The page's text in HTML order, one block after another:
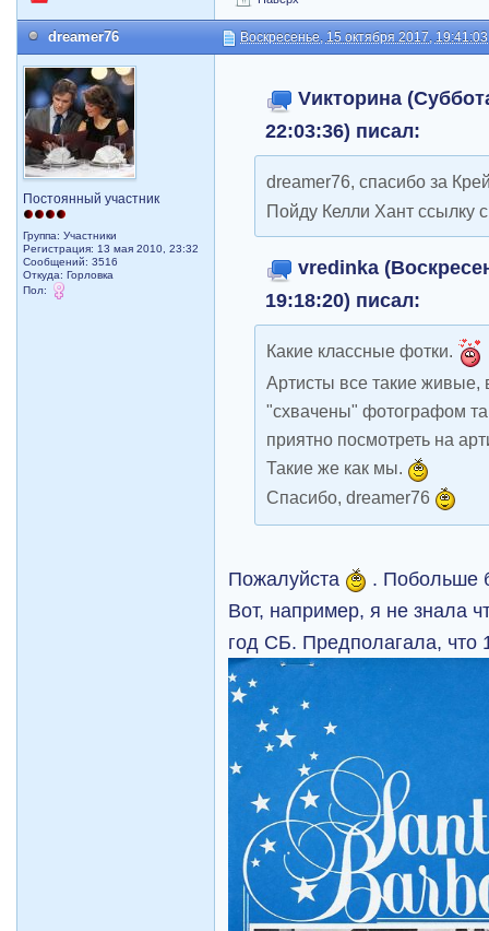
dreamer76 Воскресенье, 15 октября 2017, 19:41:03
Постоянный участник
Группа: Участники
Регистрация: 13 мая 2010, 23:32
Сообщений: 3516
Откуда: Горловка
Пол:
Vикторина
22:03:36) писал:
dreamer76, спасибо за
Пойду Келли Хант ссылку
vredinka
19:18:20) писал:
Какие классные фотки.
Артисты все такие
"схвачены" фотографом
приятно посмотреть на
Такие же как мы.
Спасибо, dreamer76
Пожалуйста
. Побольше
Вот, например, я не знала
год СБ. Предполагала,